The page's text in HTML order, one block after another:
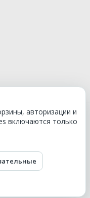
в России
авторизации и
включаются только